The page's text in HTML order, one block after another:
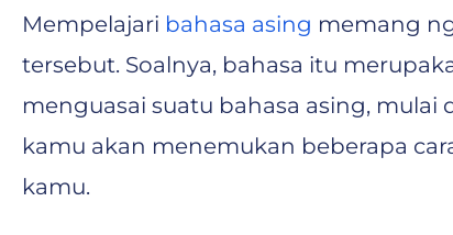
Mempelajari bahasa asing memang
tersebut. Soalnya, bahasa itu
menguasai suatu bahasa asing,
kamu akan menemukan beberapa
kamu.